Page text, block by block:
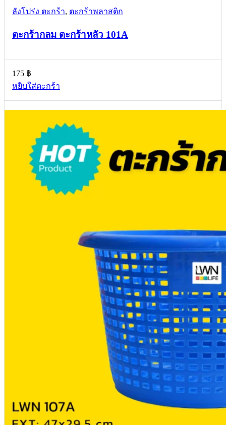
ลังโปร่ง ตะกร้า, ตะกร้าพลาสติก
ตะกร้ากลม ตะกร้าหลัว 101A
175 ฿
หยิบใส่ตะกร้า